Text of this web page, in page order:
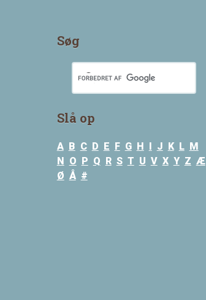
Søg
Slå op
A B C D E F G H I J K L M
N O P Q R S T U V X Y Z Æ
Ø Å #